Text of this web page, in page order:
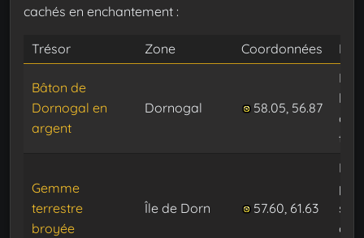
cachés en enchantement :
Trésor Zone Coordonnées
Bâton de
Dornogal en
argent
Dornogal 58.05, 56.87
la
de
Gemme
terrestre
broyée
Île de Dorn 57.60, 61.63
sur